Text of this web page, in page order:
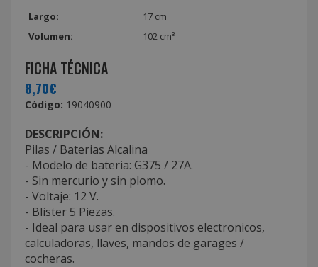
Largo:
17 cm
Volumen:
102 cm³
FICHA TÉCNICA
8,70€
Código: 19040900
DESCRIPCIÓN:
Pilas / Baterias Alcalina
- Modelo de bateria: G375 / 27A.
- Sin mercurio y sin plomo.
- Voltaje: 12 V.
- Blister 5 Piezas.
- Ideal para usar en dispositivos electronicos,
calculadoras, llaves, mandos de garages /
cocheras.